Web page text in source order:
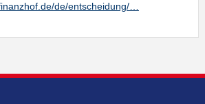
de/entscheidung/…